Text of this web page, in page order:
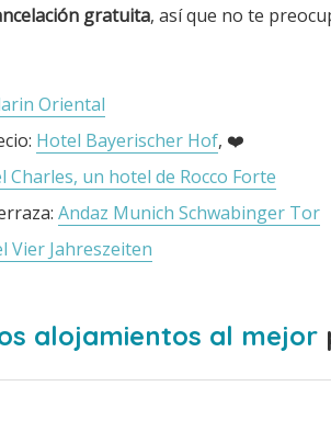
gratuita, así que no te
Oriental
Hotel Bayerischer Hof, ❤️
Charles, un hotel de Rocco Forte
Andaz Munich Schwabinger Tor
Vier Jahreszeiten
alojamientos al mejor